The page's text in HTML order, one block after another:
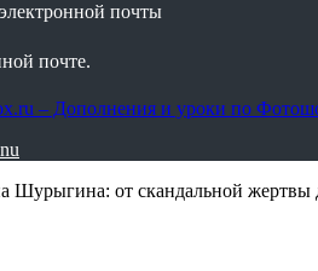
почты
почте.
– Дополнения и уроки по
Шурыгина: от скандальной жертвы